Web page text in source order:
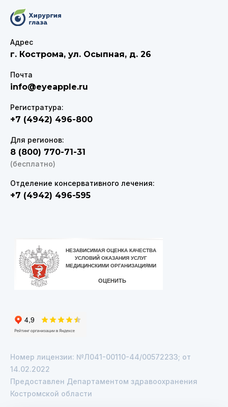
Адрес
г. Кострома, ул. Осыпная, д. 26
Почта
info@eyeapple.ru
Регистратура:
+7 (4942) 496-800
Для регионов:
8 (800) 770-71-31
(бесплатно)
Отделение консервативного лечения:
+7 (4942) 496-595
Номер лицензии: №Л041-00110-44/00572233; от
14.02.2022
Предоставлен Департаментом здравоохранения
Костромской области